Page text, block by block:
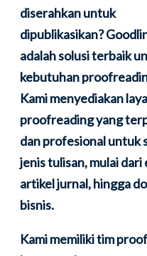
diserahkan untuk
dipublikasikan?
adalah solusi terbaik
kebutuhan
Kami menyediakan
proofreading yang
dan profesional untuk
jenis tulisan, mulai dari
artikel jurnal, hingga
bisnis.
Kami memiliki tim